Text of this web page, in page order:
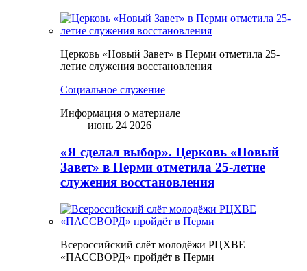
Церковь «Новый Завет» в Перми отметила 25-
летие служения восстановления
Социальное служение
Информация о материале
июнь 24 2026
«Я сделал выбор». Церковь «Новый
Завет» в Перми отметила 25-летие
служения восстановления
Всероссийский слёт молодёжи РЦХВЕ
«ПАССВОРД» пройдёт в Перми